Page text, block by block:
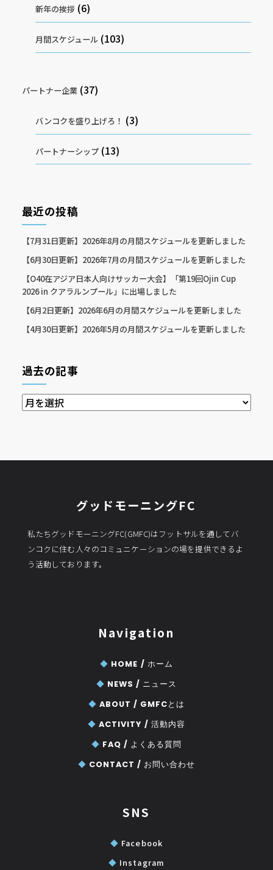
新年の挨拶 (6)
月間スケジュール (103)
パートナー企業 (37)
バンコクを盛り上げろ！ (3)
パートナーシップ (13)
最近の投稿
【7月31日更新】2026年8月の月間スケジュールを更新しました
【6月30日更新】2026年7月の月間スケジュールを更新しました
【O40在アジア日本人向けサッカー大会】「第19回Ojin Cup
2026 in クアラルンプール」に出場しました
【6月2日更新】2026年6月の月間スケジュールを更新しました
【4月30日更新】2026年5月の月間スケジュールを更新しました
過去の記事
過
去
事
グッドモーニングFC
私たちグッドモーニングFC(GMFC)はフットサルを通してバ
ンコクに住む人々のコミュニケーションの場を提供できるよ
う活動しております。
Navigation
◆ HOME / ホーム
◆ NEWS / ニュース
◆ ABOUT / GMFCとは
◆ ACTIVITY / 活動内容
◆ FAQ / よくある質問
◆ CONTACT / お問い合わせ
SNS
◆ Facebook
◆ Instagram